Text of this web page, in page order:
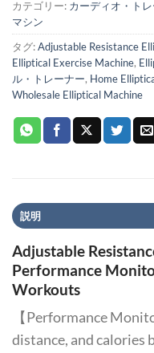
カテゴリー: カーディオ・ト
マシン
タグ:Adjustable Resistance
Elliptical Exercise Machine,
ル・トレーナー, Home
Wholesale Elliptical Machine
説明
Adjustable
Performance
Workouts
【Performance
distance, and